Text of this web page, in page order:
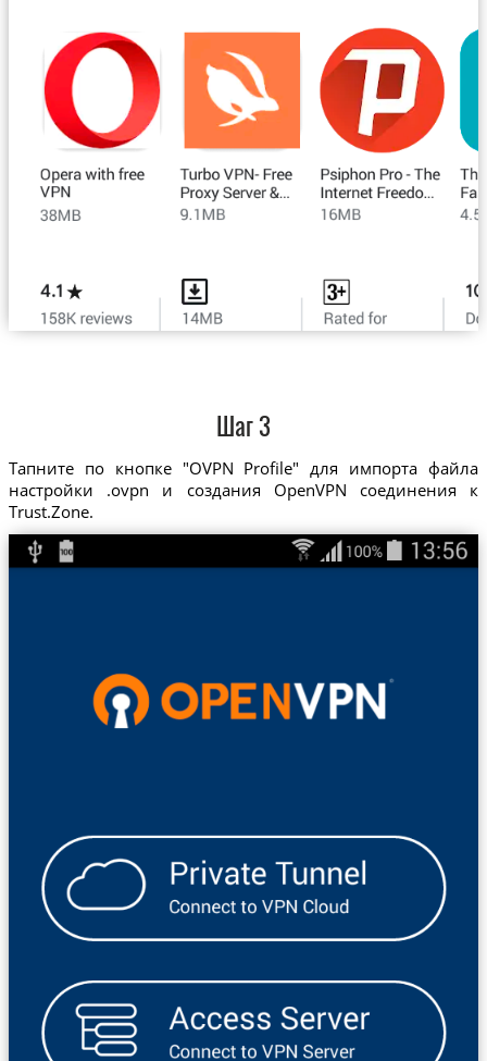
Шаг 3
Тапните по кнопке "OVPN Profile" для импорта файла
настройки .ovpn и создания OpenVPN соединения к
Trust.Zone.